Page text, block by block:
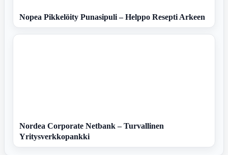
Nopea Pikkelöity Punasipuli – Helppo Resepti Arkeen
Nordea Corporate Netbank – Turvallinen
Yritysverkkopankki